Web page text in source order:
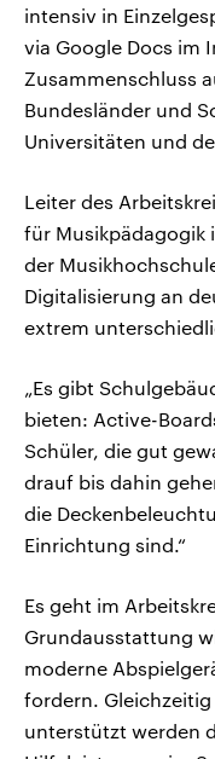
intensiv in
via Google Docs im
Zusammenschluss
Bundesländer und
Universitäten und
Leiter des
für Musikpädagogik
der
Digitalisierung an
extrem
„Es gibt
bieten: Active-
Schüler, die gut
drauf bis dahin
die
Einrichtung sind.“
Es geht im
Grundausstattung
moderne
fordern.
unterstützt werden